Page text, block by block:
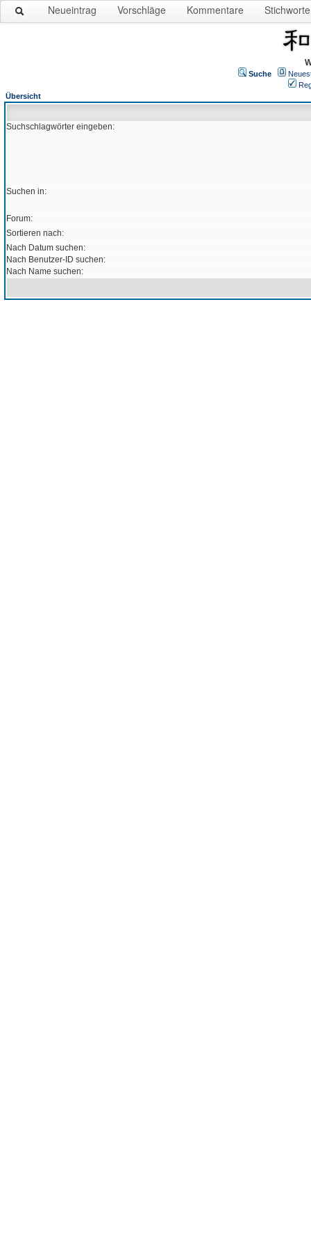
Neueintrag Vorschläge Kommentare Stichworte
Suche
Übersicht
Suchschlagwörter eingeben:
Suchen in:
Forum:
Sortieren nach:
Nach Datum suchen:
Nach Benutzer-ID suchen:
Nach Name suchen: